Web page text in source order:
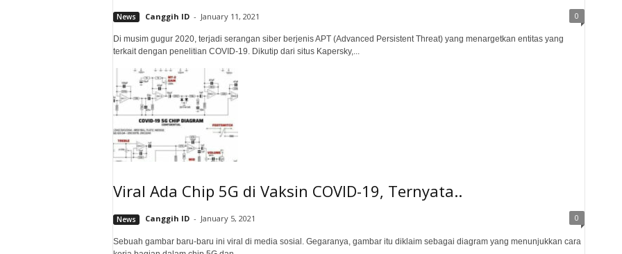
News Canggih ID - January 11, 2021 0
Di musim gugur 2020, terjadi serangan siber berjenis APT (Advanced Persistent Threat) yang menargetkan entitas yang
terkait dengan penelitian COVID-19. Dikutip dari situs Kapersky,...
Viral Ada Chip 5G di Vaksin COVID-19, Ternyata..
News Canggih ID - January 5, 2021 0
Sebuah gambar baru-baru ini viral di media sosial. Gegaranya, gambar itu diklaim sebagai diagram yang menunjukkan cara